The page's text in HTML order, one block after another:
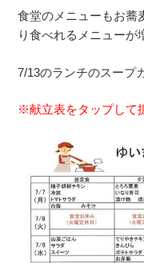
食堂のメニューもお蕎
り食べれるメニューが
7/13のランチのスープ
※献立表をタップして